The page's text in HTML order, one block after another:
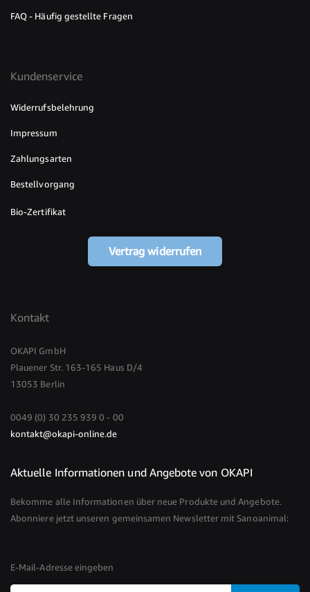
FAQ - Häufig gestellte Fragen
Kundenservice
Widerrufsbelehrung
Impressum
Zahlungsarten
Bestellvorgang
Bio-Zertifikat
Vertrag widerrufen
Kontakt
OKAPI GmbH
Plauener Str. 163-165 Haus D/4
13053 Berlin
0049 (0) 30 235 939 0 - 00
kontakt@okapi-online.de
Aktuelle Informationen und Angebote von OKAPI
Bekomme alle Informationen über neue Produkte und Angebote.
Abonniere jetzt unseren gemeinsamen Newsletter mit Sanoanimal:
E-Mail-Adresse eingeben